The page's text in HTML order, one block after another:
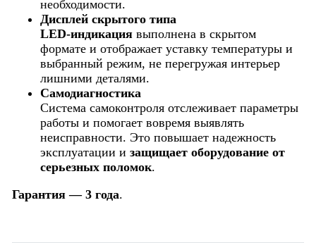
необходимости.
Дисплей скрытого типа
LED‑индикация выполнена в скрытом
формате и отображает уставку температуры и
выбранный режим, не перегружая интерьер
лишними деталями.
Самодиагностика
Система самоконтроля отслеживает параметры
работы и помогает вовремя выявлять
неисправности. Это повышает надежность
эксплуатации и защищает оборудование от
серьезных поломок.
Гарантия — 3 года.